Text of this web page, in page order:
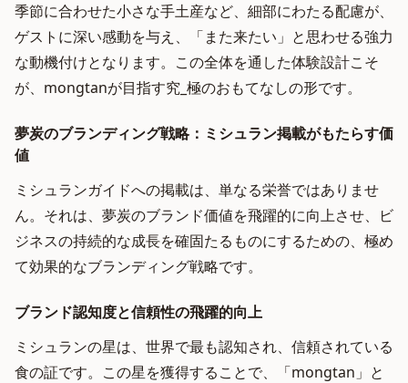
季節に合わせた小さな手土産など、細部にわたる配慮が、
ゲストに深い感動を与え、「また来たい」と思わせる強力
な動機付けとなります。この全体を通した体験設計こそ
が、mongtanが目指す究_極のおもてなしの形です。
夢炭のブランディング戦略：ミシュラン掲載がもたらす価
値
ミシュランガイドへの掲載は、単なる栄誉ではありませ
ん。それは、夢炭のブランド価値を飛躍的に向上させ、ビ
ジネスの持続的な成長を確固たるものにするための、極め
て効果的なブランディング戦略です。
ブランド認知度と信頼性の飛躍的向上
ミシュランの星は、世界で最も認知され、信頼されている
食の証です。この星を獲得することで、「mongtan」と